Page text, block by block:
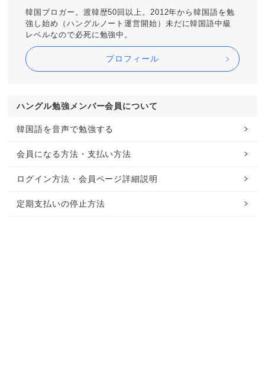
韓国ブロガー。渡韓歴50回以上。2012年から韓国語を勉
強し始め（ハングルノート運営開始）未だに韓国語中級
レベルなので必死に勉強中。
プロフィール
ハングル勉強メンバー会員について
韓国語を音声で勉強する
会員になる方法・支払い方法
ログイン方法・会員ページ詳細説明
定期支払いの停止方法